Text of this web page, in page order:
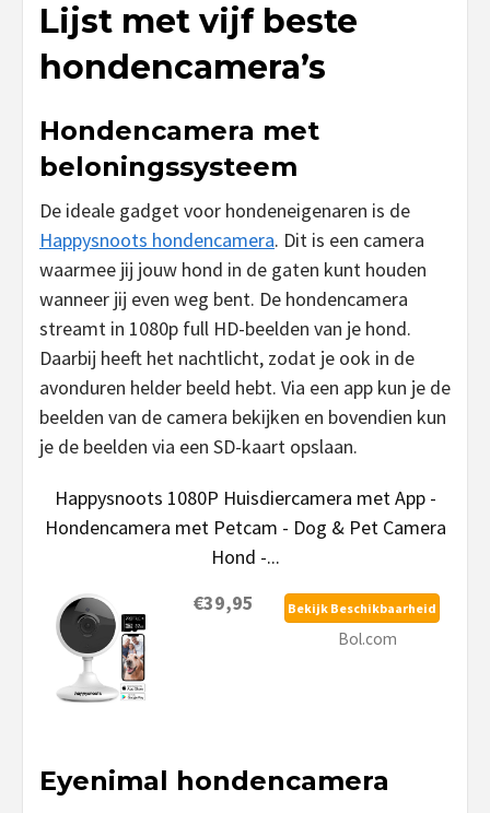
Lijst met vijf beste
hondencamera’s
Hondencamera met
beloningssysteem
De ideale gadget voor hondeneigenaren is de
Happysnoots hondencamera. Dit is een camera
waarmee jij jouw hond in de gaten kunt houden
wanneer jij even weg bent. De hondencamera
streamt in 1080p full HD-beelden van je hond.
Daarbij heeft het nachtlicht, zodat je ook in de
avonduren helder beeld hebt. Via een app kun je de
beelden van de camera bekijken en bovendien kun
je de beelden via een SD-kaart opslaan.
Happysnoots 1080P Huisdiercamera met App -
Hondencamera met Petcam - Dog & Pet Camera
Hond -...
€39,95
Bekijk Beschikbaarheid
Bol.com
Eyenimal hondencamera